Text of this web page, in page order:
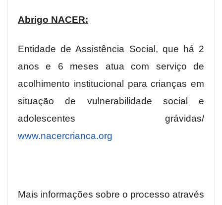
Abrigo NACER:
Entidade de Assistência Social, que há 2
anos e 6 meses atua com serviço de
acolhimento institucional para crianças em
situação de vulnerabilidade social e
adolescentes grávidas/
www.nacercrianca.org
Mais informações sobre o processo através